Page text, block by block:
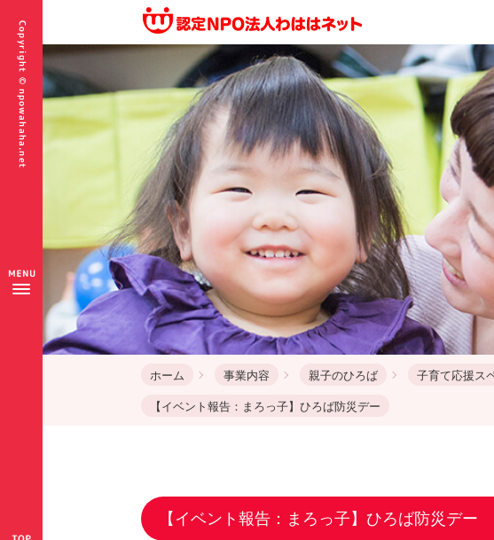
ホーム 事業内容 親子のひろば 子育て応援ス
【イベント報告：まろっ子】ひろば防災デー
【イベント報告：まろっ子】ひろば防災デー